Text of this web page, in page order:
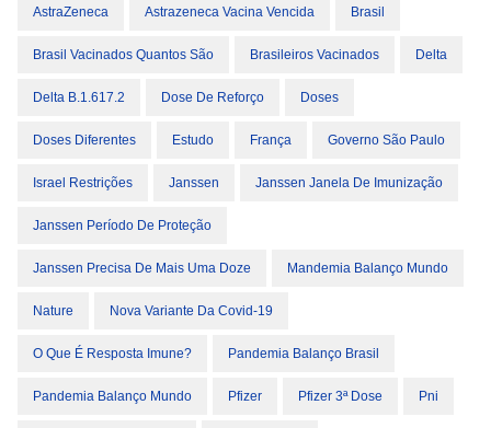
AstraZeneca Astrazeneca Vacina Vencida Brasil
Brasil Vacinados Quantos São Brasileiros Vacinados Delta
Delta B.1.617.2 Dose De Reforço Doses
Doses Diferentes Estudo França Governo São Paulo
Israel Restrições Janssen Janssen Janela De Imunização
Janssen Período De Proteção
Janssen Precisa De Mais Uma Doze Mandemia Balanço Mundo
Nature Nova Variante Da Covid-19
O Que É Resposta Imune? Pandemia Balanço Brasil
Pandemia Balanço Mundo Pfizer Pfizer 3ª Dose Pni